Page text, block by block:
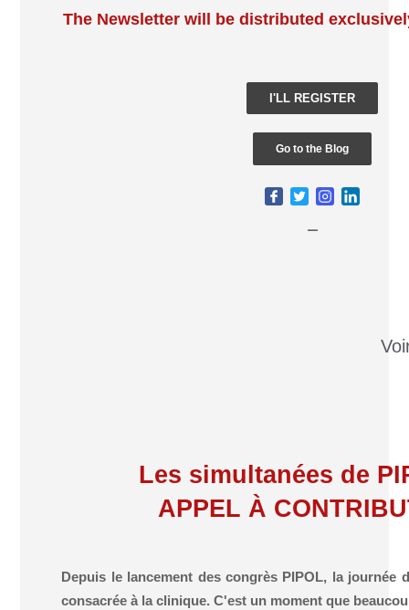
The Newsletter will be distributed
I'LL REGISTER
Go to the Blog
Les simultanées de
APPEL À
Depuis le lancement des congrès PIPOL, la journée
consacrée à la clinique. C'est un moment que